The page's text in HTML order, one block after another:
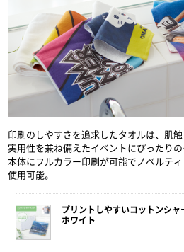
印刷のしやすさを追求したタオルは、肌
実用性を兼ね備えたイベントにぴったりの
本体にフルカラー印刷が可能でノベルテ
使用可能。
プリントしやすいコットンシャ
ホワイト